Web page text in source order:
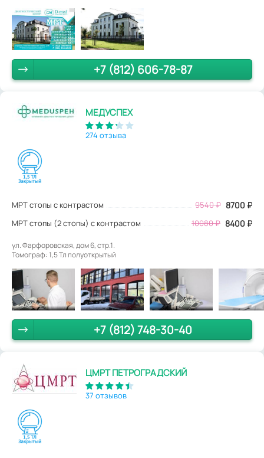
+7 (812) 606-78-87
МЕДУСПЕХ
274 отзыва
МРТ стопы с контрастом 9540₽ 8700 ₽
МРТ стопы (2 стопы) с контрастом 10080 ₽ 8400 ₽
ул. Фарфоровская, дом 6, стр.1.
Томограф: 1,5 Тл полуоткрытый
+7 (812) 748-30-40
ЦМРТ ПЕТРОГРАДСКИЙ
37 отзывов